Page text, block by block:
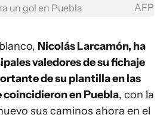
un gol en Puebla AFP
Nicolás Larcamón, ha
valedores de su fichaje
de su plantilla en las
en Puebla, con la
sus caminos ahora en el